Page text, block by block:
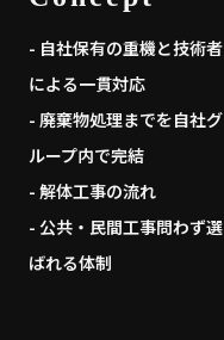
- 自社保有の重機と技術者
による一貫対応
- 廃棄物処理までを自社グ
ループ内で完結
- 解体工事の流れ
- 公共・民間工事問わず選
ばれる体制